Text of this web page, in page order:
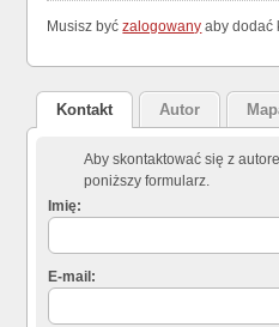
Musisz byćzalogowany aby dodać
Kontakt Autor
Aby skontaktować się z
poniższy formularz.
Imię:
E-mail: